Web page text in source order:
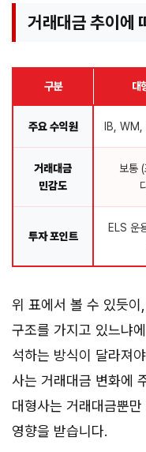
거래대금 추이에
구분 대
주요 수익원 IB, WM,
거래대금
민감도
보통
투자 포인트
ELS 운
위 표에서 볼 수 있듯
구조를 가지고 있느냐
석하는 방식이 달라져
사는 거래대금 변화에
대형사는 거래대금뿐
영향을 받습니다.